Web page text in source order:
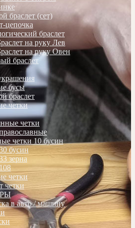
браслет (сет)
цепочка
браслет
на руку Лев
на руку Овен
браслет
бусы
браслет
четки
четки
четки 10 бусин
бусин
зерна
четки
четки
в авто / машину